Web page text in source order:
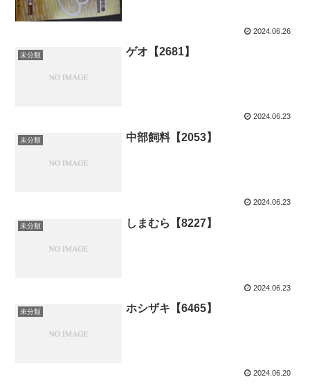
2024.06.26
未分類 ゲオ【2681】
2024.06.23
未分類 中部飼料【2053】
2024.06.23
未分類 しまむら【8227】
2024.06.23
未分類 ホシザキ【6465】
2024.06.20